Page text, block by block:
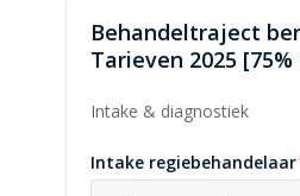
Behandeltraject
Tarieven 2025
Intake & diagnostiek
Intake regiebehandelaar